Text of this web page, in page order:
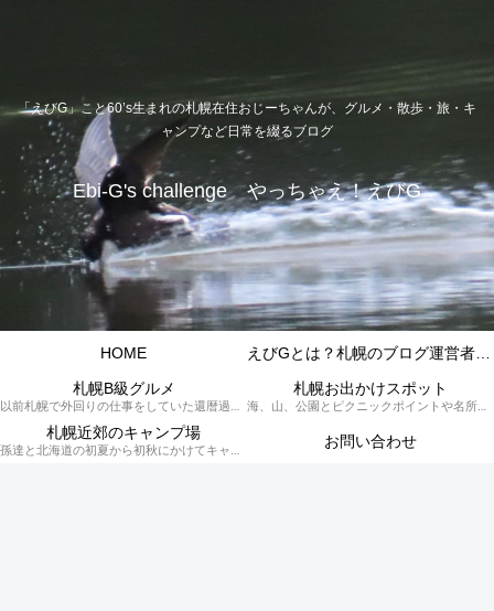
「えびG」こと60’s生まれの札幌在住おじーちゃんが、グルメ・散歩・旅・キ
ャンプなど日常を綴るブログ
Ebi-G's challenge やっちゃえ！えびG
HOME
札幌B級グルメ
以前札幌で外回りの仕事をしていた還暦過ぎブロガー「えびG」がランチ（サラリーマンランチ、サラメシ）を中心に、おそば、ラーメン、中華、日替わりランチを「札幌Bグルメ」と題してレポートしているブログカテゴリーのページです。現在は定年後の再雇用で札幌中とはいかなまでも会社の近くのすすきの界隈や家のある札幌市南区を中心に徘徊しております。
札幌お出かけスポット
海、山、公園とピクニックポイントや名所、旧跡などなど、、、、、札幌はもとより郊外の無理なく日帰りでいって帰ってこれるお出かけスポットを孫っち達（小学５、３年生、幼稚園年長さんの３人）とえびGがお出かけをして紹介しているページです。
札幌近郊のキャンプ場
孫達と北海道の初夏から初秋にかけてキャンプに出かけます。キャンプ場情報だったり料理だったり花火や遊びに虫取りとまさに「やっちゃえ！えびG」やりたい放題のブログです。 お問い合わせ